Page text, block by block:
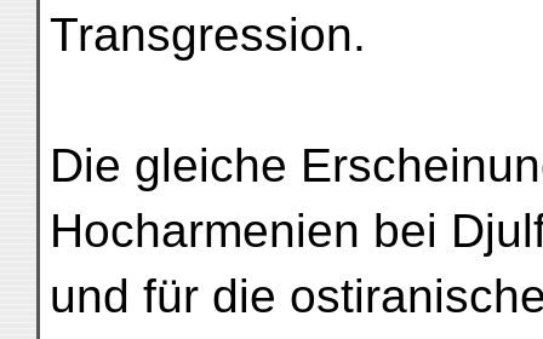
Transgression.
Die gleiche
Hocharmenien bei
und für die